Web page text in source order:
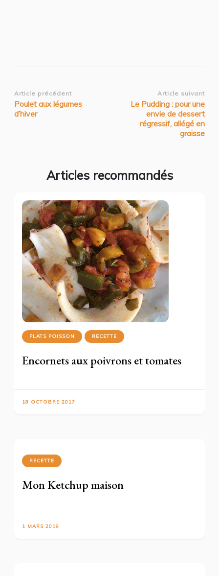
Navigation
d’article
Article précédent
Poulet aux légumes
d’hiver
Article suivant
Le Pudding : pour une
envie de dessert
régressif, allégé en
graisse
Articles recommandés
PLATS POISSON RECETTE
Encornets aux poivrons et tomates
18 OCTOBRE 2017
RECETTE
Mon Ketchup maison
1 MARS 2019